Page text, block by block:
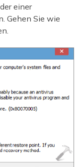
einer
Gehen Sie wie